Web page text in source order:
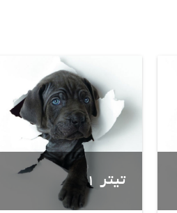
تیتر 1